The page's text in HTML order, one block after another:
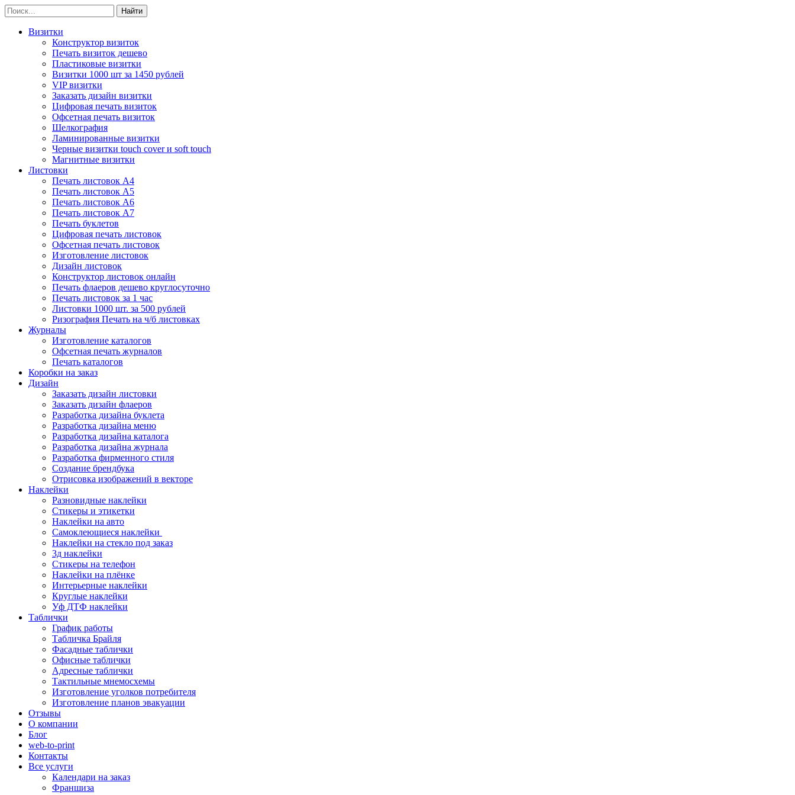
Визитки
Конструктор визиток
Печать визиток дешево
Пластиковые визитки
Визитки 1000 шт за 1450 рублей
VIP визитки
Заказать дизайн визитки
Цифровая печать визиток
Офсетная печать визиток
Шелкография
Ламинированные визитки
Черные визитки touch cover и soft touch
Магнитные визитки
Листовки
Печать листовок А4
Печать листовок А5
Печать листовок А6
Печать листовок А7
Печать буклетов
Цифровая печать листовок
Офсетная печать листовок
Изготовление листовок
Дизайн листовок
Конструктор листовок онлайн
Печать флаеров дешево круглосуточно
Печать листовок за 1 час
Листовки 1000 шт. за 500 рублей
Ризография Печать на ч/б листовках
Журналы
Изготовление каталогов
Офсетная печать журналов
Печать каталогов
Коробки на заказ
Дизайн
Заказать дизайн листовки
Заказать дизайн флаеров
Разработка дизайна буклета
Разработка дизайна меню
Разработка дизайна каталога
Разработка дизайна журнала
Разработка фирменного стиля
Создание брендбука
Отрисовка изображений в векторе
Наклейки
Разновидные наклейки
Стикеры и этикетки
Наклейки на авто
Самоклеющиеся наклейки
Наклейки на стекло под заказ
3д наклейки
Cтикеры на телефон
Наклейки на плёнке
Интерьерные наклейки
Круглые наклейки
Уф ДТФ наклейки
Таблички
График работы
Табличка Брайля
Фасадные таблички
Офисные таблички
Адресные таблички
Тактильные мнемосхемы
Изготовление уголков потребителя
Изготовление планов эвакуации
Отзывы
О компании
Блог
web-to-print
Контакты
Все услуги
Календари на заказ
Франшиза